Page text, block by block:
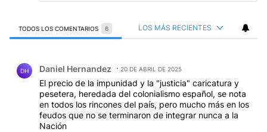
TODOS LOS COMENTARIOS 6 LOS MÁS RECIENTES
DH Daniel Hernandez 20 DE ABRIL DE 2025
El precio de la impunidad y la "justicia" caricatura y
pesetera, heredada del colonialismo español, se nota
en todos los rincones del país, pero mucho más en los
feudos que no se terminaron de integrar nunca a la
Nación